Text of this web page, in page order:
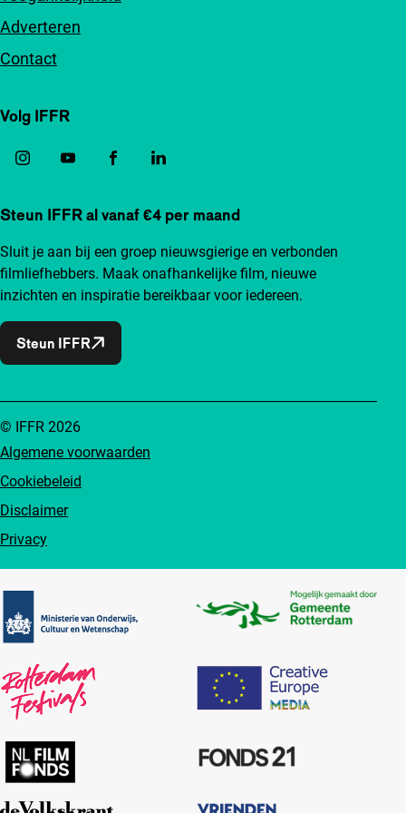
Adverteren
Contact
Volg IFFR
Steun IFFR al vanaf €4 per maand
Sluit je aan bij een groep nieuwsgierige en verbonden
filmliefhebbers. Maak onafhankelijke film, nieuwe
inzichten en inspiratie bereikbaar voor iedereen.
Steun IFFR
Algemene voorwaarden
Cookiebeleid
Disclaimer
Privacy
© IFFR 2026